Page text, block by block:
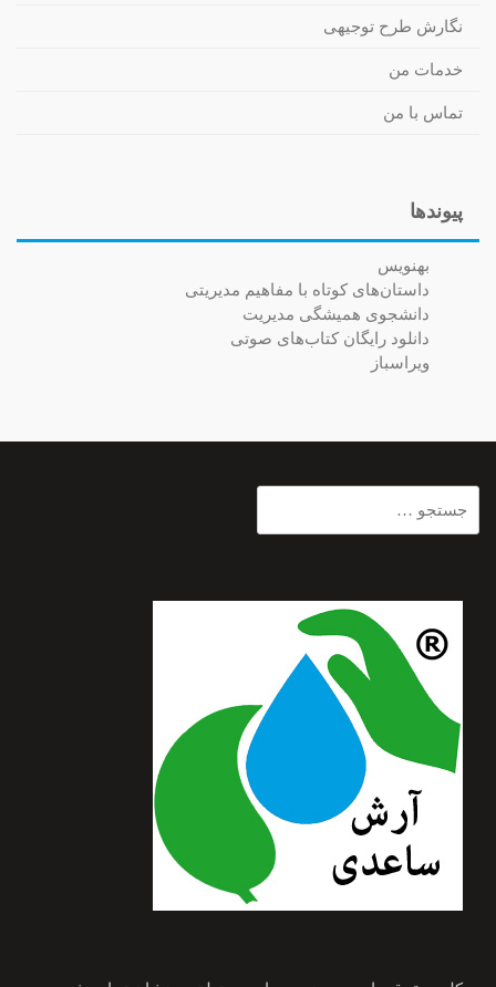
نگارش طرح توجیهی
خدمات من
تماس با من
پیوندها
بهنویس
داستان‌های کوتاه با مفاهیم مدیریتی
دانشجوی همیشگی مدیریت
دانلود رایگان کتاب‌های صوتی
ویراسباز
برای: